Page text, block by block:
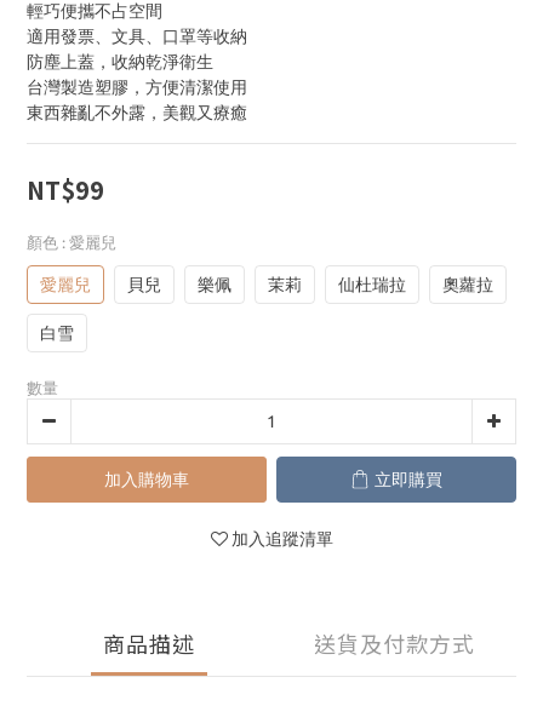
輕巧便攜不占空間
適用發票、文具、口罩等收納
防塵上蓋，收納乾淨衛生
台灣製造塑膠，方便清潔使用
東西雜亂不外露，美觀又療癒
NT$99
顏色 : 愛麗兒
愛麗兒 貝兒 樂佩 茉莉 仙杜瑞拉 奧蘿拉
白雪
數量
加入購物車 立即購買
加入追蹤清單
商品描述 送貨及付款方式